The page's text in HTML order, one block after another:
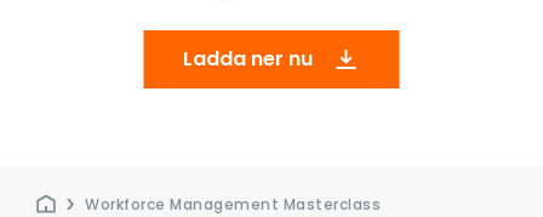
Ladda ner nu
Workforce Management Masterclass